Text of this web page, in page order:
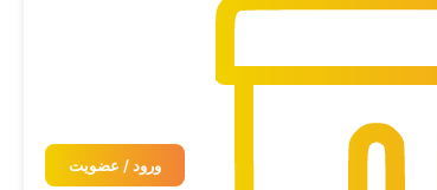
ورود / عضویت